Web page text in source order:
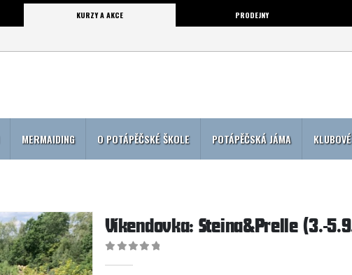
KURZY A AKCE PRODEJNY
MERMAIDING O POTÁPĚČSKÉ ŠKOLE POTÁPĚČSKÁ JÁMA
Víkendovka: Steina&Prelle (3.-